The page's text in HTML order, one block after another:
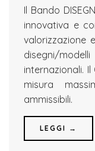
Il Bando
innovativa e
valorizzazione
disegni/
internazionali.
misura
ammissibili.
LEGGI →